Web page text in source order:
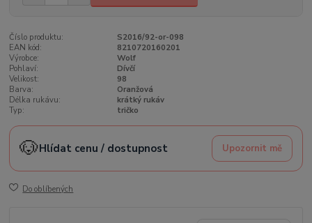
Číslo produktu:
S2016/92-or-098
EAN kód:
8210720160201
Výrobce:
Wolf
Pohlaví:
Dívčí
Velikost:
98
Barva:
Oranžová
Délka rukávu:
krátký rukáv
Typ:
tričko
🐶Hlídat cenu / dostupnost Upozornit mě
Do oblíbených